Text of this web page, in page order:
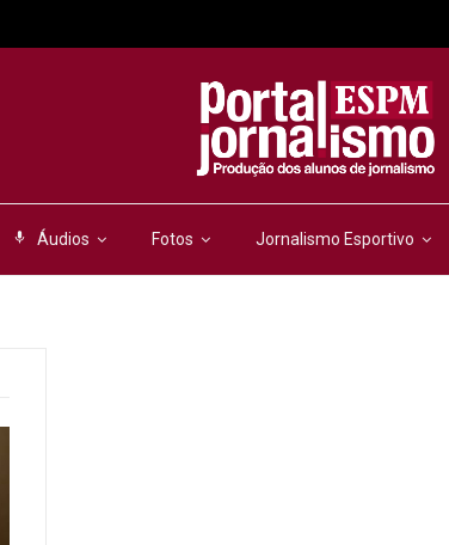
mic Áudios Fotos Jornalismo Esportivo